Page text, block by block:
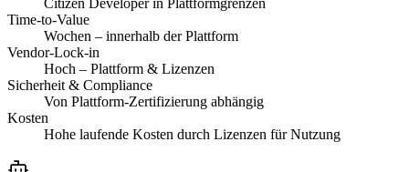
Citizen Developer in Plattformgrenzen
Time-to-Value
Wochen – innerhalb der Plattform
Vendor-Lock-in
Hoch – Plattform & Lizenzen
Sicherheit & Compliance
Von Plattform-Zertifizierung abhängig
Kosten
Hohe laufende Kosten durch Lizenzen für Nutzung